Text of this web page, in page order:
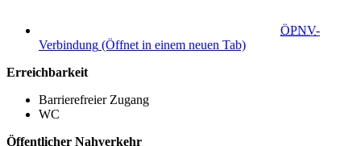
ÖPNV-
Verbindung (Öffnet in einem neuen Tab)
Erreichbarkeit
Barrierefreier Zugang
WC
Öffentlicher Nahverkehr